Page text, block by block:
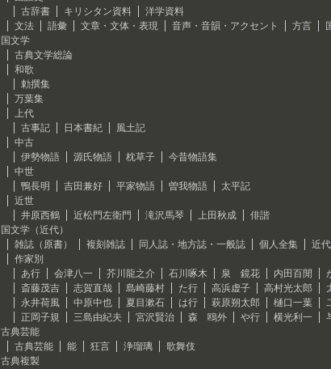
古辞書
キリシタン資料
洋学資料
文法
語彙 文章・文体・表現 音声・音韻・アクセント 方言
国文学
古典文学総論
和歌
勅撰集
万葉集
上代
古事記
日本書紀
風土記
中古
伊勢物語
源氏物語 枕草子
今昔物語集
中世
鴨長明
吉田兼好 平家物語 曽我物語
太平記
近世
井原西鶴
近松門左衛門 滝沢馬琴 上田秋成
俳諧
国文学（近代）
雑誌（原書）
複刻雑誌 同人誌・地方誌・一般誌 個人全集
近
作家別
あ行
会津八一 芥川龍之介 石川啄木 泉 鏡花 内田百閒
斎藤茂吉
志賀直哉 島崎藤村 た行 高浜虚子 高村光太郎
永井荷風
中原中也 夏目漱石 は行 萩原朔太郎 樋口一葉
正岡子規
三島由紀夫 宮沢賢治 森 鴎外 や行 横光利一
古典芸能
古典芸能
能 狂言 浄瑠璃
歌舞伎
古典複製